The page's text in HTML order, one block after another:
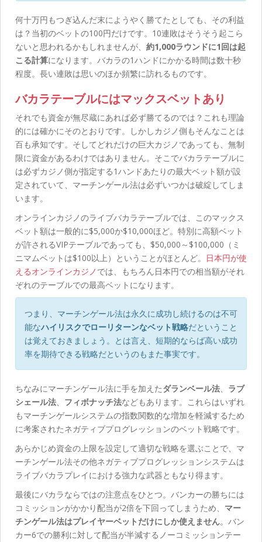
何十万円もつぎ込んだ末にようやく勝てたとしても、その利益
は？当初のベットの100円だけです。10連敗はそうそう起こら
ないと思われるかもしれませんが、 約1,000ラウンドに1回は起
こる計算になります。バカラの1ハンドにかかる時間は数十秒
程度。長い連敗は思いのほか頻繁に訪れるものです。
バカラテーブルにはマックスベットあり
それでも資金が無尽蔵にあれば必ず勝てるのでは？これも理論
的には確かにそのとおりです。しかしカジノ側もそんなことは
百も承知です。そしてどれだけの巨大カジノであっても、無制
限に資金があるわけではありません。そこでバカラテーブルに
は必ずカジノ側が指定する1ハンドあたりの最大ベット額が設
定されていて、マーチンゲール法は必ずいつかは破綻してしま
います。
オンラインカジノのライブバカラテーブルでは、このマックス
ベット額は一般的に$5,000か$10,000ほど。特別に高額ベット
が許されるVIPテーブルであっても、$50,000～$100,000（ミ
ニマムベットは$100以上）ということがほとんど。 日本円が使
えるオンラインカジノ では、もちろん日本円での相当額がそれ
ぞれのテーブルでの最高ベットになります。
つまり、マーチンゲール法は永久に成功し続けるのは不可
能なハイリスクでローリターンなベット戦略だということ
は覚えておきましょう。とは言え、短期的ならば高い成功
率を期待できる戦略だというのもまた事実です。
ちなみにマーチンゲール法に手を加えたダランベール法、 ラブ
シェール法、 フィボナッチ法などもあります。これらはいずれ
もマーチンゲールシステムの指数関数的な増加を軽減するため
に考案されたネガティブプログレッションのベット戦略です。
あらかじめ資金の上限を設定して適切な戦略を選ぶことで、マ
ーチンゲール法その他ネガティブプログレッションシステムは
ライブバカラプレイにおける強力な武器ともなり得ます。
最後にバカラならではの注意点をひとつ。バンカーの勝ちには
コミッションがかかり配当が2倍を下回ってしまうため、 マー
チンゲール法はプレイヤーベットだけにしか使えません。バン
カー6での勝利に対して配当が半減するノーコミッションテー